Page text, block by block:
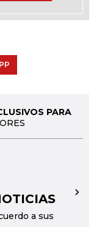
PARA
a sus
→